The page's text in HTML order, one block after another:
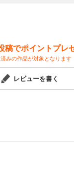
る仕
よ
気画
な
稿でポイントプレ
みの作品が対象となります
レビューを書く